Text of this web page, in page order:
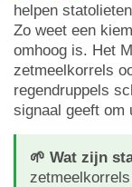
helpen
Zo weet een
omhoog is. Het
zetmeelkorrels
regendruppels
signaal geeft om
🌱 Wat zijn